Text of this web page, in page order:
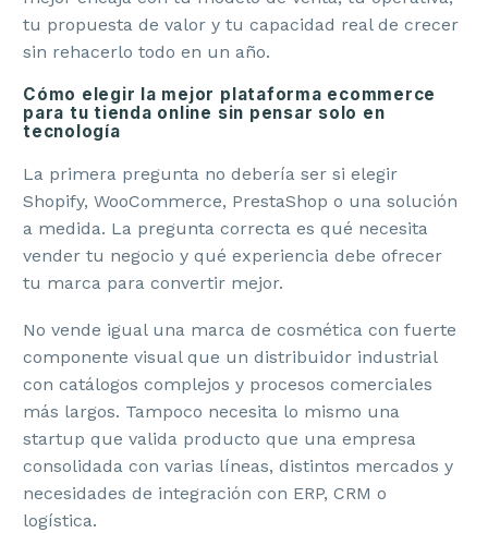
tu propuesta de valor y tu capacidad real de crecer
sin rehacerlo todo en un año.
Cómo elegir la mejor plataforma ecommerce
para tu tienda online sin pensar solo en
tecnología
La primera pregunta no debería ser si elegir
Shopify, WooCommerce, PrestaShop o una solución
a medida. La pregunta correcta es qué necesita
vender tu negocio y qué experiencia debe ofrecer
tu marca para convertir mejor.
No vende igual una marca de cosmética con fuerte
componente visual que un distribuidor industrial
con catálogos complejos y procesos comerciales
más largos. Tampoco necesita lo mismo una
startup que valida producto que una empresa
consolidada con varias líneas, distintos mercados y
necesidades de integración con ERP, CRM o
logística.